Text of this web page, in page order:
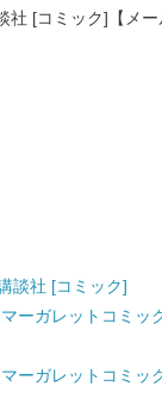
[コミック]【メー
談社 [コミック]
ーガレットコミッ
ーガレットコミッ